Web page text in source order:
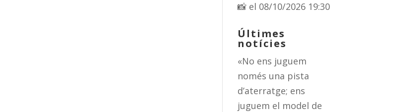
📸 el 08/10/2026 19:30
Últimes
notícies
«No ens juguem
només una pista
d’aterratge; ens
juguem el model de